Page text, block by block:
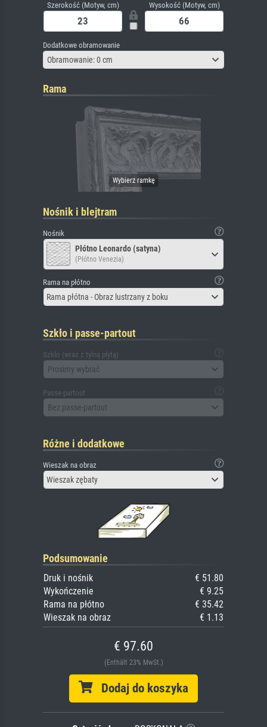
Szerokość (Motyw, cm) Wysokość (Motyw, cm)
Dodatkowe obramowanie
Obramowanie: 0 cm
Rama
Nośnik i blejtram
Nośnik
Płótno Leonardo (satyna)
(Płótno Venezia)
Rama na płótno
Rama płótna - Obraz lustrzany z boku
Szkło i passe-partout
Szkło (wraz z tylną płytą)
Prosimy wybrać
Passe-partout
Bez passe-partout
Różne i dodatkowe
Wieszak na obraz
Wieszak zębaty
Podsumowanie
Druk i nośnik
€ 51.80
Wykończenie
€ 9.25
Rama na płótno
€ 35.42
Wieszak na obraz
€ 1.13
€ 97.60
(Enthält 23% MwSt.)
Dodaj do koszyka